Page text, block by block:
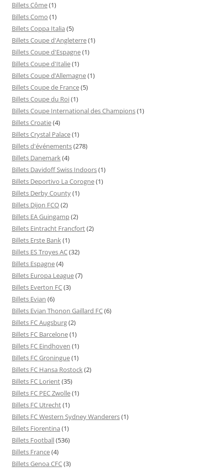
Billets Côme(1)
Billets Como (1)
Billets Coppa Italia (5)
Billets Coupe d'Angleterre(1)
Billets Coupe d'Espagne(1)
Billets Coupe d'Italie(1)
Billets Coupe d’Allemagne(1)
Billets Coupe de France(5)
Billets Coupe du Roi(1)
Billets Coupe International des Champions(1)
Billets Croatie(4)
Billets Crystal Palace(1)
Billets d'événements(278)
Billets Danemark(4)
Billets Davidoff Swiss Indoors(1)
Billets Deportivo La Corogne(1)
Billets Derby County(1)
Billets Dijon FCO(2)
Billets EA Guingamp(2)
Billets Eintracht Francfort(2)
Billets Erste Bank(1)
Billets ES Troyes AC(32)
Billets Espagne(4)
Billets Europa League(7)
Billets Everton FC(3)
Billets Evian (6)
Billets Evian Thonon Gaillard FC(6)
Billets FC Augsburg(2)
Billets FC Barcelone(1)
Billets FC Eindhoven (1)
Billets FC Groningue(1)
Billets FC Hansa Rostock(2)
Billets FC Lorient(35)
Billets FC PEC Zwolle(1)
Billets FC Utrecht(1)
Billets FC Western Sydney Wanderers(1)
Billets Fiorentina (1)
Billets Football(536)
Billets France(4)
Billets Genoa CFC(3)